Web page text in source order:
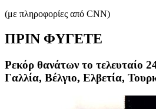
(με πληροφορίες από CNN)
ΠΡΙΝ ΦΥΓΕΤΕ
Ρεκόρ θανάτων το τελευταίο
Γαλλία, Βέλγιο, Ελβετία,